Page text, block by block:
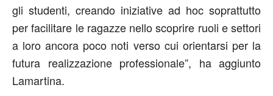
gli studenti, creando iniziative ad hoc soprattutto
per facilitare le ragazze nello scoprire ruoli e settori
a loro ancora poco noti verso cui orientarsi per la
futura realizzazione professionale”, ha aggiunto
Lamartina.